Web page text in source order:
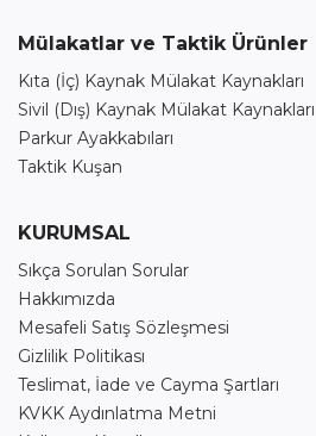
Mülakatlar ve Taktik Ürünler
Kıta (İç) Kaynak Mülakat Kaynakları
Sivil (Dış) Kaynak Mülakat Kaynakları
Parkur Ayakkabıları
Taktik Kuşan
KURUMSAL
Sıkça Sorulan Sorular
Hakkımızda
Mesafeli Satış Sözleşmesi
Gizlilik Politikası
Teslimat, İade ve Cayma Şartları
KVKK Aydınlatma Metni